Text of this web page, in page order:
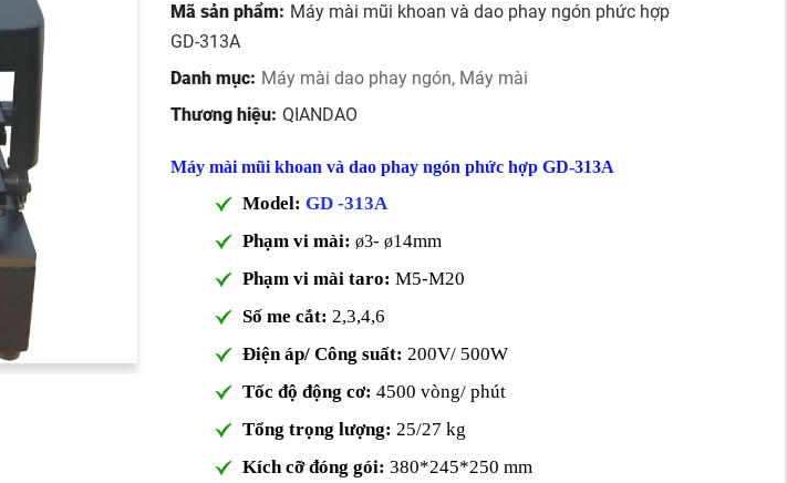
Mã sản phẩm: Máy mài mũi khoan và dao phay ngón phức hợp
GD-313A
Danh mục: Máy mài dao phay ngón, Máy mài
Thương hiệu: QIANDAO
Máy mài mũi khoan và dao phay ngón phức hợp GD-313A
Model: GD -313A
Phạm vi mài: ø3- ø14mm
Phạm vi mài taro: M5-M20
Số me cắt: 2,3,4,6
Điện áp/ Công suất: 200V/ 500W
Tốc độ động cơ: 4500 vòng/ phút
Tổng trọng lượng: 25/27 kg
Kích cỡ đóng gói: 380*245*250 mm